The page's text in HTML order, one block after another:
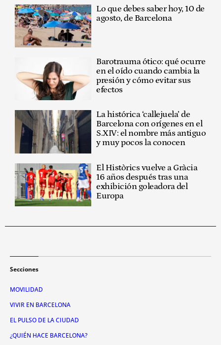
Lo que debes saber hoy, 10 de
agosto, de Barcelona
Barotrauma ótico: qué ocurre
en el oído cuando cambia la
presión y cómo evitar sus
efectos
La histórica ‘callejuela’ de
Barcelona con orígenes en el
S.XIV: el nombre más antiguo
y muy pocos la conocen
El Històrics vuelve a Gràcia
16 años después tras una
exhibición goleadora del
Europa
Secciones
MOVILIDAD
VIVIR EN BARCELONA
EL PULSO DE LA CIUDAD
¿QUIÉN HACE BARCELONA?